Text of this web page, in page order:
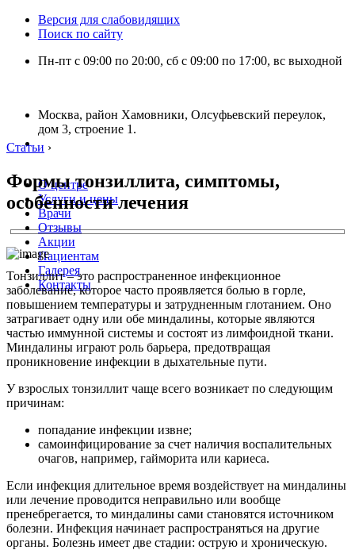
Версия для слабовидящих
Поиск по сайту
Пн-пт с 09:00 по 20:00, сб с 09:00 по 17:00, вс выходной
Москва, район Хамовники, Олсуфьевский переулок,
дом 3, строение 1.
О центре
Услуги и цены
Врачи
Отзывы
Акции
Пациентам
Галерея
Контакты
Статьи ›
Формы тонзиллита, симптомы,
особенности лечения
Тонзиллит – это распространенное инфекционное
заболевание, которое часто проявляется болью в горле,
повышением температуры и затрудненным глотанием. Оно
затрагивает одну или обе миндалины, которые являются
частью иммунной системы и состоят из лимфоидной ткани.
Миндалины играют роль барьера, предотвращая
проникновение инфекции в дыхательные пути.
У взрослых тонзиллит чаще всего возникает по следующим
причинам:
попадание инфекции извне;
самоинфицирование за счет наличия воспалительных
очагов, например, гайморита или кариеса.
Если инфекция длительное время воздействует на миндалины
или лечение проводится неправильно или вообще
пренебрегается, то миндалины сами становятся источником
болезни. Инфекция начинает распространяться на другие
органы. Болезнь имеет две стадии: острую и хроническую.